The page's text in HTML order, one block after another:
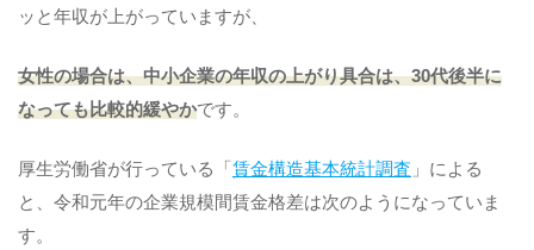
ッと年収が上がっていますが、
女性の場合は、中小企業の年収の上がり具合は、30代後半に
なっても比較的緩やかです。
厚生労働省が行っている「 賃金構造基本統計調査 」による
と、令和元年の企業規模間賃金格差は次のようになっていま
す。